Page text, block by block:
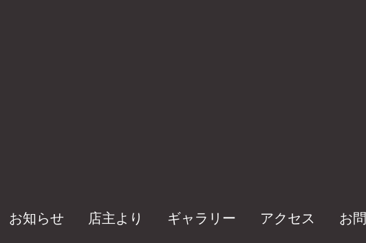
お知らせ 店主より ギャラリー アクセス お